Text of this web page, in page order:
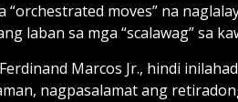
“orchestrated moves” na
laban sa mga “scalawag” sa
Marcos Jr., hindi
nagpasalamat ang